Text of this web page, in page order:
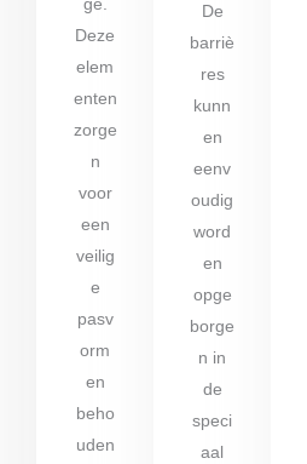
Deze
elem
enten
zorge
n
voor
een
veilig
e
pasv
orm
en
beho
uden
De
barriè
res
kunn
en
eenv
oudig
word
en
opge
borge
n in
de
speci
aal